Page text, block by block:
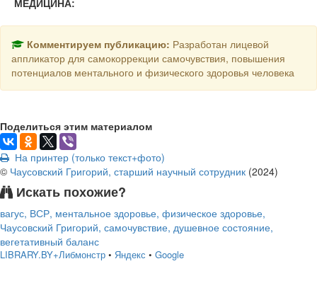
МЕДИЦИНА:
Комментируем публикацию: Разработан лицевой
аппликатор для самокоррекции самочувствия, повышения
потенциалов ментального и физического здоровья человека
Поделиться этим материалом
На принтер (только текст+фото)
© Чаусовский Григорий, старший научный сотрудник (2024)
Искать похожие?
вагус, ВСР, ментальное здоровье, физическое здоровье,
Чаусовский Григорий, самочувствие, душевное состояние,
вегетативный баланс
LIBRARY.BY+Либмонстр • Яндекс • Google